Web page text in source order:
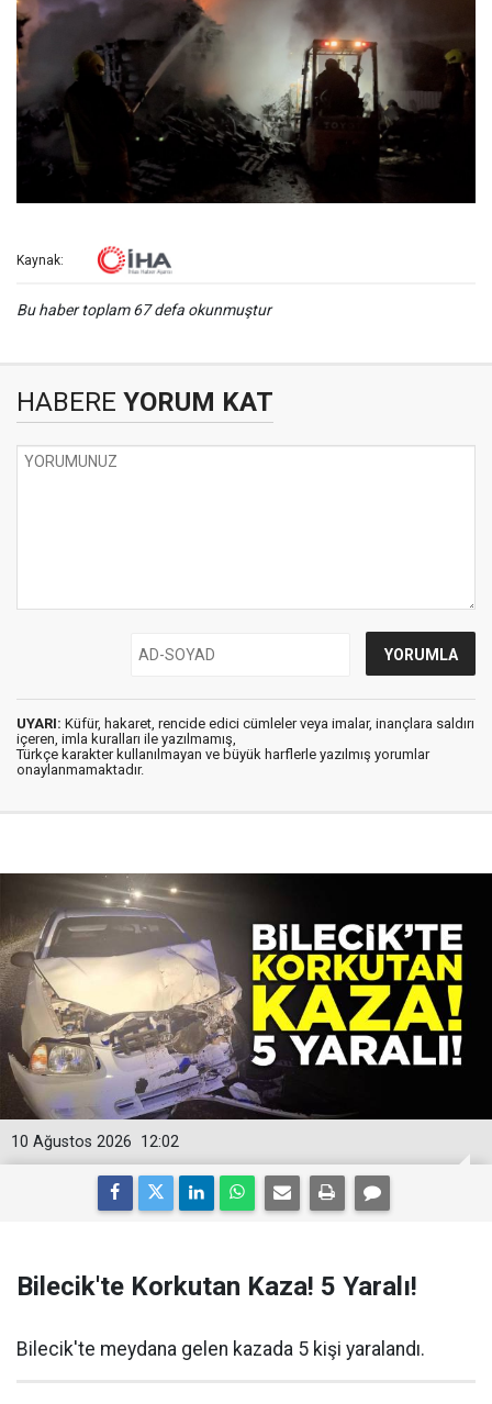
Kaynak:
Bu haber toplam 67 defa okunmuştur
HABERE YORUM KAT
UYARI: Küfür, hakaret, rencide edici cümleler veya imalar, inançlara saldırı
içeren, imla kuralları ile yazılmamış,
Türkçe karakter kullanılmayan ve büyük harflerle yazılmış yorumlar
onaylanmamaktadır.
12:02
10 Ağustos 2026
Bilecik'te Korkutan Kaza! 5 Yaralı!
Bilecik'te meydana gelen kazada 5 kişi yaralandı.